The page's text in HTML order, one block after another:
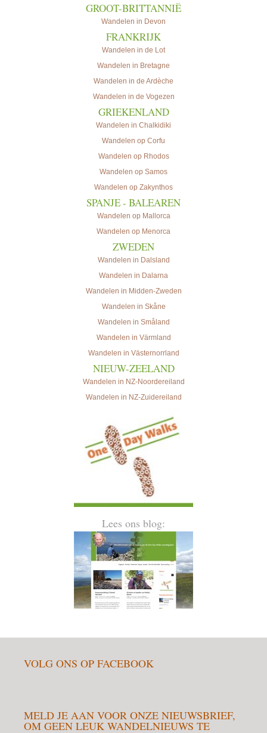
GROOT-BRITTANNIË
Wandelen in Devon
FRANKRIJK
Wandelen in de Lot
Wandelen in Bretagne
Wandelen in de Ardèche
Wandelen in de Vogezen
GRIEKENLAND
Wandelen in Chalkidiki
Wandelen op Corfu
Wandelen op Rhodos
Wandelen op Samos
Wandelen op Zakynthos
SPANJE - BALEAREN
Wandelen op Mallorca
Wandelen op Menorca
ZWEDEN
Wandelen in Dalsland
Wandelen in Dalarna
Wandelen in Midden-Zweden
Wandelen in Skåne
Wandelen in Småland
Wandelen in Värmland
Wandelen in Västernorrland
NIEUW-ZEELAND
Wandelen in NZ-Noordereiland
Wandelen in NZ-Zuidereiland
Lees ons blog:
VOLG ONS OP FACEBOOK
MELD JE AAN VOOR ONZE NIEUWSBRIEF,
OM GEEN LEUK WANDELNIEUWS TE